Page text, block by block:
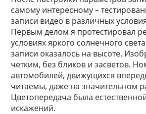
самому интересному –
записи видео в различных
Первым делом я протестировал
условиях яркого солнечного
записи оказалось на высоте.
четким, без бликов и засветов.
автомобилей, движущихся
читаемы, даже на значительном
Цветопередача была
искажений.